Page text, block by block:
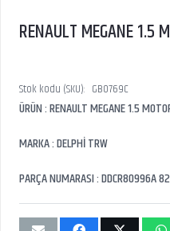
RENAULT MEGANE 1.5
Stok kodu (SKU): GB0769C
ÜRÜN : RENAULT MEGANE 1.5
MARKA : DELPHİ TRW
PARÇA NUMARASI : DDCR80996A